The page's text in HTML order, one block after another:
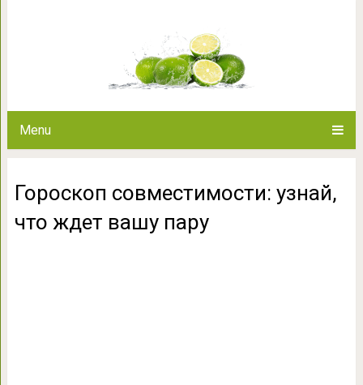
Menu
Гороскоп совместимости: узнай,
что ждет вашу пару